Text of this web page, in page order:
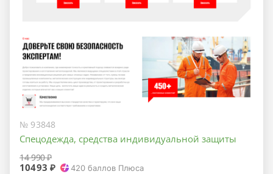
№ 93848
Спецодежда, средства индивидуальной защиты
14 990 ₽
10493 ₽ 420 баллов Плюса